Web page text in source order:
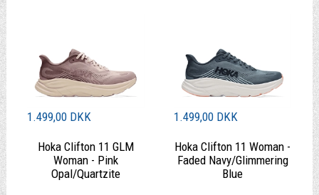
1.499,00 DKK
Hoka Clifton 11 GLM
Woman - Pink
Opal/Quartzite
1.499,00 DKK
Hoka Clifton 11 Woman -
Faded Navy/Glimmering
Blue